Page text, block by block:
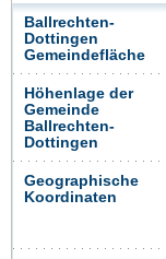
Ballrechten-
Dottingen
Gemeindefläche
Höhenlage der
Gemeinde
Ballrechten-
Dottingen
Geographische
Koordinaten